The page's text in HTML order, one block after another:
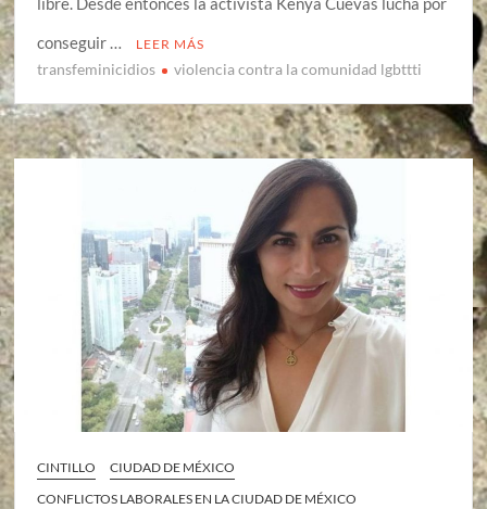
conseguir …
LEER MÁS
transfeminicidios violencia contra la comunidad lgbttti
CINTILLO
CIUDAD DE MÉXICO
CONFLICTOS LABORALES EN LA CIUDAD DE MÉXICO